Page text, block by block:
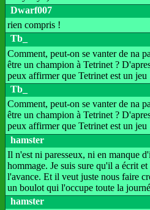
Dwarf007
rien compris !
Tb_
Comment, peut-on se vanter de na
être un champion à Tetrinet ?
peux affirmer que Tetrinet est un jeu
Tb_
Comment, peut-on se vanter de na
être un champion à Tetrinet ?
peux affirmer que Tetrinet est un jeu
hamster
Il n'est ni paresseux, ni en manque
hommage. Je suis sure qu'il a écrit
l'avance. Et il veut juste nous faire
un boulot qui l'occupe toute la
hamster